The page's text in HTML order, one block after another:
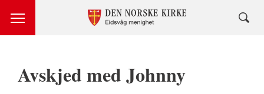
Avskjed med Johnny